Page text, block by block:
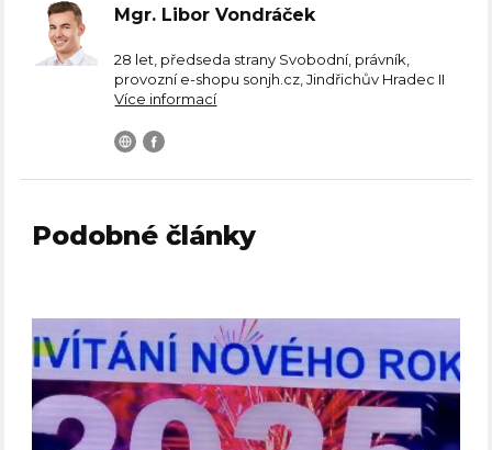
Mgr. Libor Vondráček
28 let, předseda strany Svobodní, právník,
provozní e-shopu sonjh.cz, Jindřichův Hradec II
Více informací
Podobné články